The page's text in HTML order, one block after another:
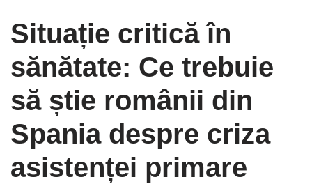
Situație critică în
sănătate: Ce trebuie
să știe românii din
Spania despre criza
asistenței primare